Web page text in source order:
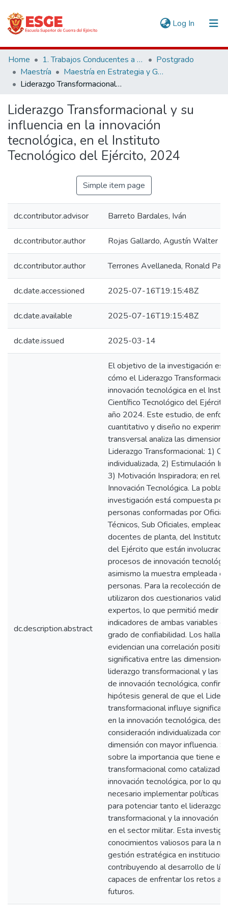
Log In (current)
Communities & Collections
All of DSpace
Home 1. Trabajos Conducentes a Grados y Títulos
Postgrado
Maestría
Maestría en Estrategia y Geopolítica
Liderazgo Transformacional y su influencia en la innovación tecnológica, en el Instituto Tecnológico del Ejército, 2024
Liderazgo Transformacional y su
influencia en la innovación
tecnológica, en el Instituto
Tecnológico del Ejército, 2024
Simple item page
dc.contributor.advisor Barreto Bardales, Iván
dc.contributor.author Rojas Gallardo, Agustín Walter
dc.contributor.author Terrones Avellaneda, Ronald Paul
dc.date.accessioned 2025-07-16T19:15:48Z
dc.date.available 2025-07-16T19:15:48Z
dc.date.issued 2025-03-14
dc.description.abstract
El objetivo de la investigación es
cómo el Liderazgo
innovación tecnológica en el
Científico Tecnológico del
año 2024. Este estudio, de
cuantitativo y diseño no
transversal analiza las
Liderazgo Transformacional: 1)
individualizada, 2) Estimulación
3) Motivación Inspiradora; en
Innovación Tecnológica. La
investigación está compuesta
personas conformadas por
Técnicos, Sub Oficiales,
docentes de planta, del Instituto
del Ejército que están
procesos de innovación
asimismo la muestra empleada
personas. Para la recolección de
utilizaron dos cuestionarios
expertos, lo que permitió medir
indicadores de ambas variables
grado de confiabilidad. Los
evidencian una correlación
significativa entre las
liderazgo transformacional y las
de innovación tecnológica,
hipótesis general de que el
transformacional influye
en la innovación tecnológica,
consideración individualizada
dimensión con mayor influencia.
sobre la importancia que tiene el
transformacional como
innovación tecnológica, por lo que
necesario implementar políticas
para potenciar tanto el liderazgo
transformacional y la innovación
en el sector militar. Esta
conocimientos valiosos para la
gestión estratégica en
contribuyendo al desarrollo de
capaces de enfrentar los retos
futuros.